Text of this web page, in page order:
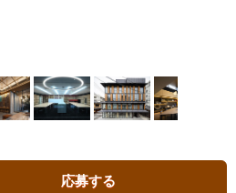
応募する